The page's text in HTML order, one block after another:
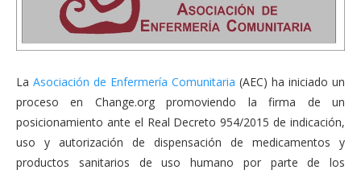
La Asociación de Enfermería Comunitaria (AEC) ha iniciado un
proceso en Change.org promoviendo la firma de un
posicionamiento ante el Real Decreto 954/2015 de indicación,
uso y autorización de dispensación de medicamentos y
productos sanitarios de uso humano por parte de los